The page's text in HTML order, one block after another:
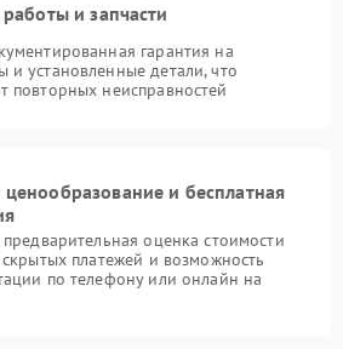
и запчасти
гарантия на
и установленные детали, что
повторных неисправностей
и бесплатная
оценка стоимости
скрытых платежей и возможность
по телефону или онлайн на